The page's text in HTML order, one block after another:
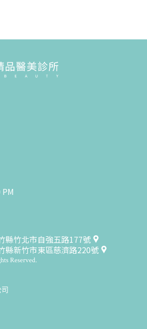
縣竹北市自強五路177號
縣新竹市東區慈濟路220號
Reserved.